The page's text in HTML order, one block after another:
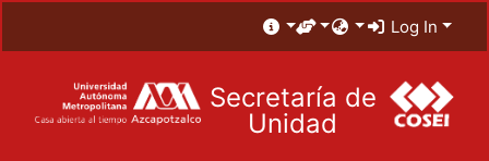
Log In
Secretaría de
Unidad